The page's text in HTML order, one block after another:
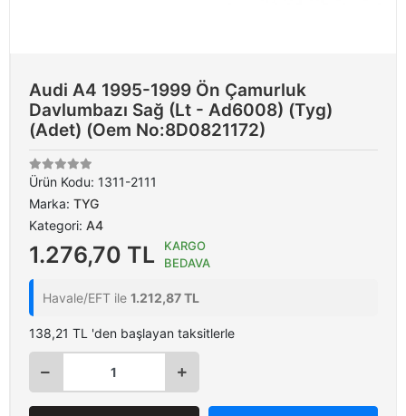
Audi A4 1995-1999 Ön Çamurluk
Davlumbazı Sağ (Lt - Ad6008) (Tyg)
(Adet) (Oem No:8D0821172)
Ürün Kodu: 1311-2111
Marka: TYG
Kategori: A4
1.276,70 TL
KARGO
BEDAVA
Havale/EFT ile 1.212,87 TL
138,21 TL 'den başlayan taksitlerle